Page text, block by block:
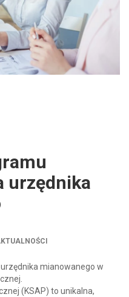
urzędnika
mianowanego w
(KSAP) to unikalna,